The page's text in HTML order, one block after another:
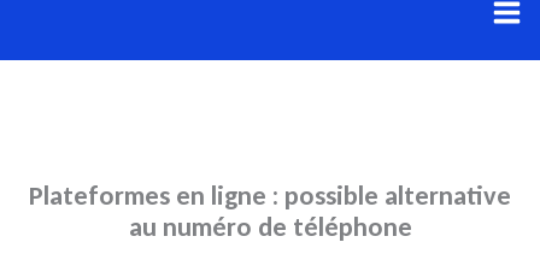
au
Plateformes en ligne : possible alternative
au numéro de téléphone